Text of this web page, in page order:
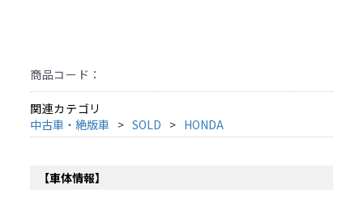
商品コード：
関連カテゴリ
中古車・絶版車
SOLD HONDA
【車体情報】